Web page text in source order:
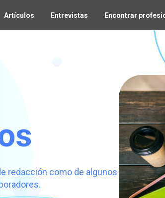
Artículos Entrevistas Encontrar
redacción como de algunos